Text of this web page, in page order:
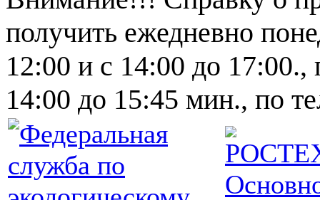
получить ежедневно
12:00 и с 14:00 до 17:00.,
14:00 до 15:45 мин., по